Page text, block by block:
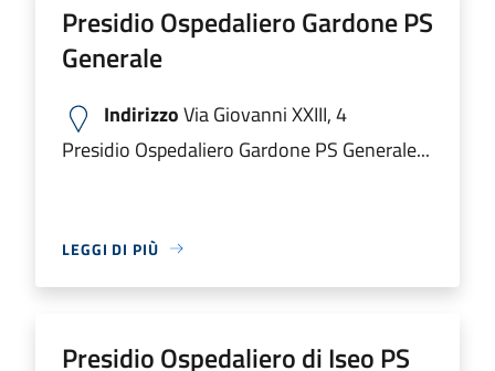
Presidio Ospedaliero Gardone PS
Generale
IndirizzoVia Giovanni XXIII, 4
Presidio Ospedaliero Gardone PS Generale...
LEGGI DI PIÙ
Presidio Ospedaliero di Iseo PS